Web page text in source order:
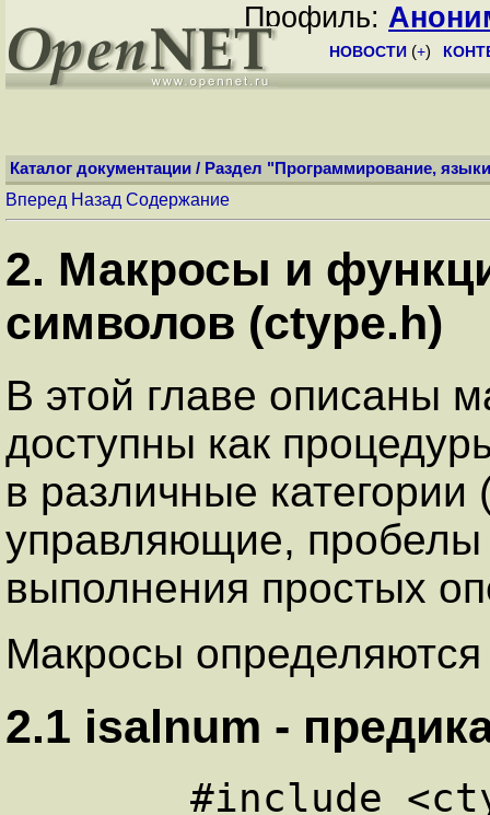
Профиль:
НОВОСТИ (+)
Каталог документации / Раздел "Программирование,
Вперед Назад Содержание
2. Макросы и
символов (ctype.h)
В этой главе описаны
доступны как
в различные
yпpавляющие, пpобелы
выполнения простых
Макросы
2.1 isalnum -